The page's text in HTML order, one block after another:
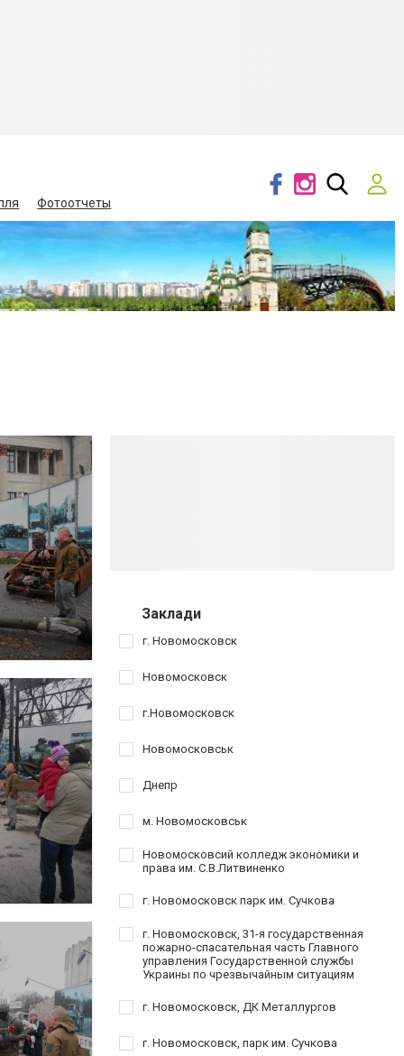
Фотоотчеты
Заклади
г. Новомосковск
Новомосковск
г.Новомосковск
Новомосковськ
Днепр
м. Новомосковськ
Новомосковсий колледж экономики и
права им. С.В.Литвиненко
г. Новомосковск парк им. Сучкова
г. Новомосковск, 31-я государственная
пожарно-спасательная часть Главного
управления Государственной службы
Украины по чрезвычайным ситуациям
г. Новомосковск, ДК Металлургов
г. Новомосковск, парк им. Сучкова